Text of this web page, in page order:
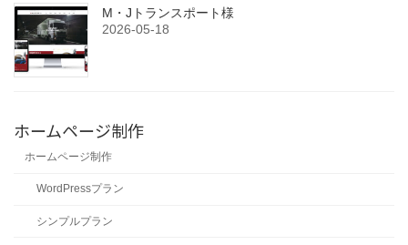
M・Jトランスポート様
2026-05-18
ホームページ制作
ホームページ制作
WordPressプラン
シンプルプラン